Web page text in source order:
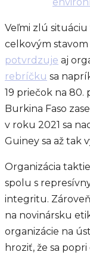
Veľmi zlú situáciu
celkovým
potvrdzuje aj
rebríčku sa
19 priečok na 80.
Burkina Faso
v roku 2021 sa
Guiney sa až tak
Organizácia
spolu s
integritu.
na novinársku
organizácie na
hroziť, že sa